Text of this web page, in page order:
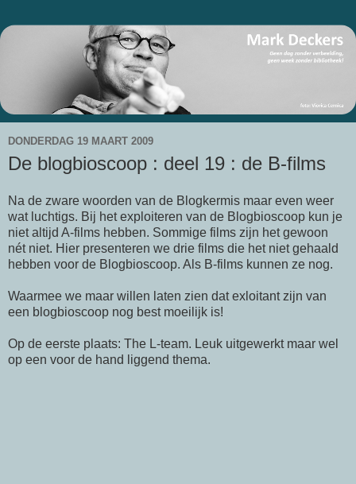
DONDERDAG 19 MAART 2009
De blogbioscoop : deel 19 : de B-films
Na de zware woorden van de Blogkermis maar even weer
wat luchtigs. Bij het exploiteren van de Blogbioscoop kun je
niet altijd A-films hebben. Sommige films zijn het gewoon
nétniet. Hier presenteren we drie films die het niet gehaald
hebben voor de Blogbioscoop. Als B-films kunnen ze nog.
Waarmee we maar willen laten zien dat exloitant zijn van
een blogbioscoop nog best moeilijk is!
Op de eerste plaats: The L-team. Leuk uitgewerkt maar wel
op een voor de hand liggend thema.